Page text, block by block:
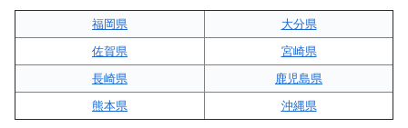
福岡県
大分県
佐賀県
宮崎県
長崎県
鹿児島県
熊本県
沖縄県